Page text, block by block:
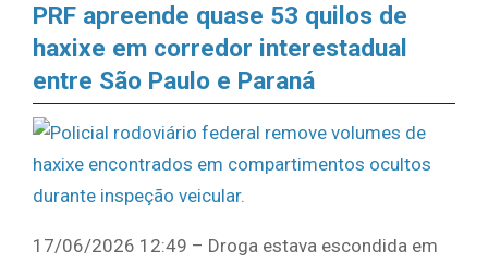
PRF apreende quase 53 quilos de
haxixe em corredor interestadual
entre São Paulo e Paraná
17/06/2026 12:49 – Droga estava escondida em